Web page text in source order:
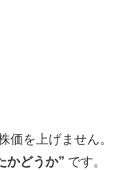
価を上げません。
かどうか” です。